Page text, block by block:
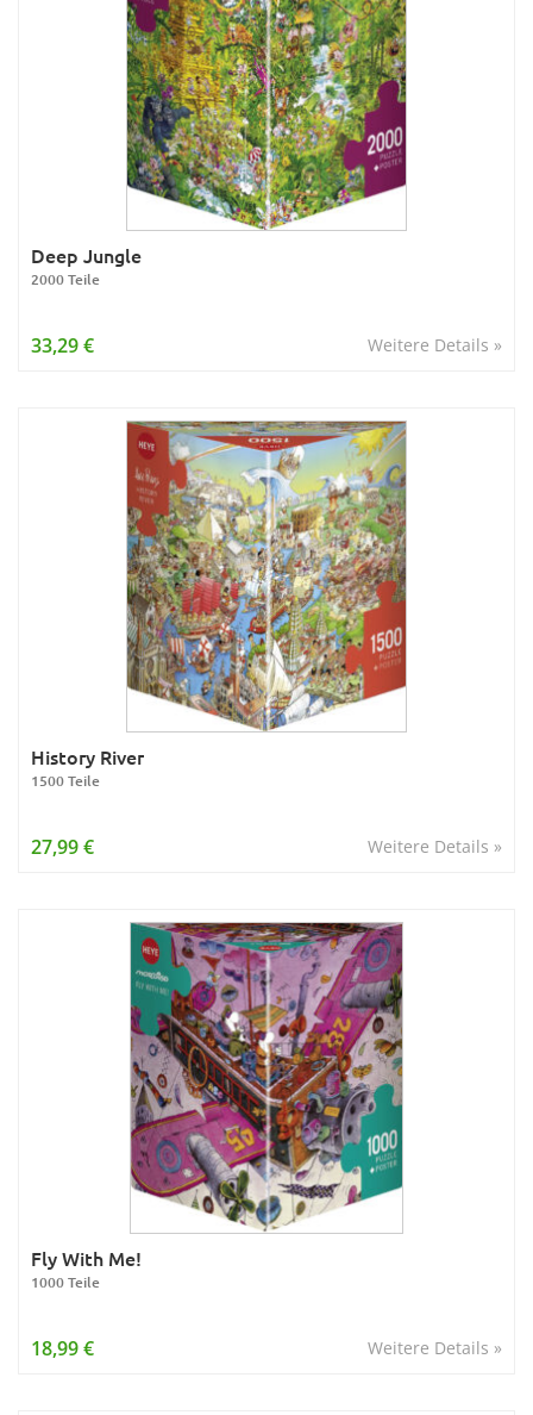
Deep Jungle
2000 Teile
Weitere Details »
33,29 €
History River
1500 Teile
Weitere Details »
27,99 €
Fly With Me!
1000 Teile
Weitere Details »
18,99 €